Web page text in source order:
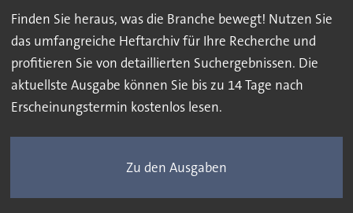
Finden Sie heraus, was die Branche bewegt! Nutzen Sie
das umfangreiche Heftarchiv für Ihre Recherche und
profitieren Sie von detaillierten Suchergebnissen. Die
aktuellste Ausgabe können Sie bis zu 14 Tage nach
Erscheinungstermin kostenlos lesen.
Zu den Ausgaben